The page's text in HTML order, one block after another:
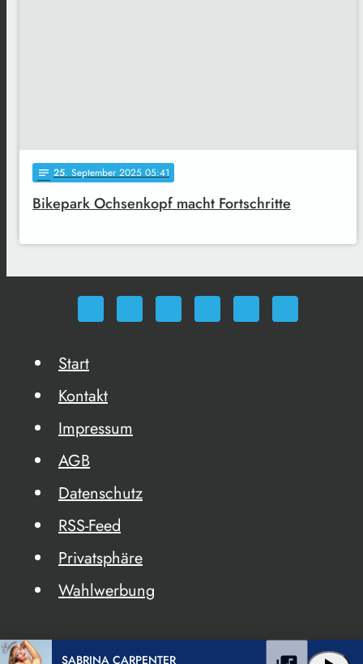
notes 25. September 2025 05:41
Bikepark Ochsenkopf macht Fortschritte
Start
Kontakt
Impressum
AGB
Datenschutz
RSS-Feed
Privatsphäre
Wahlwerbung
SABRINA CARPENTER